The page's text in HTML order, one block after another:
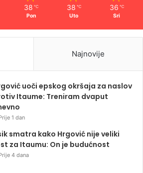
38 ℃
Pon
38 ℃
Uto
36 ℃
Sri
Najnovije
uoči epskog okršaja za naslov
Itaume: Treniram dvaput
1 dan
smatra kako Hrgović nije veliki
za Itaumu: On je budućnost
4 dana